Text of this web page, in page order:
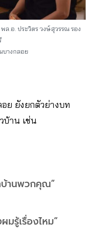
ล.อ. ประวิตร วงษ์สุวรรณ รอง
บางกลอย
ย ยังยกตัวย่างบท
บ้าน เช่น
บ้านพวกคุณ”
รู้เรื่องไหม”